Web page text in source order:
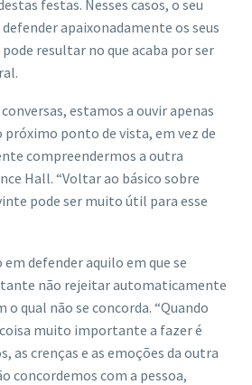
festas. Nesses casos, o seu
apaixonadamente os seus
resultar no que acaba por ser
estamos a ouvir apenas
próximo ponto de vista, em vez de
compreendermos a outra
Hall. “Voltar ao básico sobre
pode ser muito útil para esse
em defender aquilo em que se
não rejeitar automaticamente
qual não se concorda. “Quando
muito importante a fazer é
as crenças e as emoções da outra
concordemos com a pessoa,